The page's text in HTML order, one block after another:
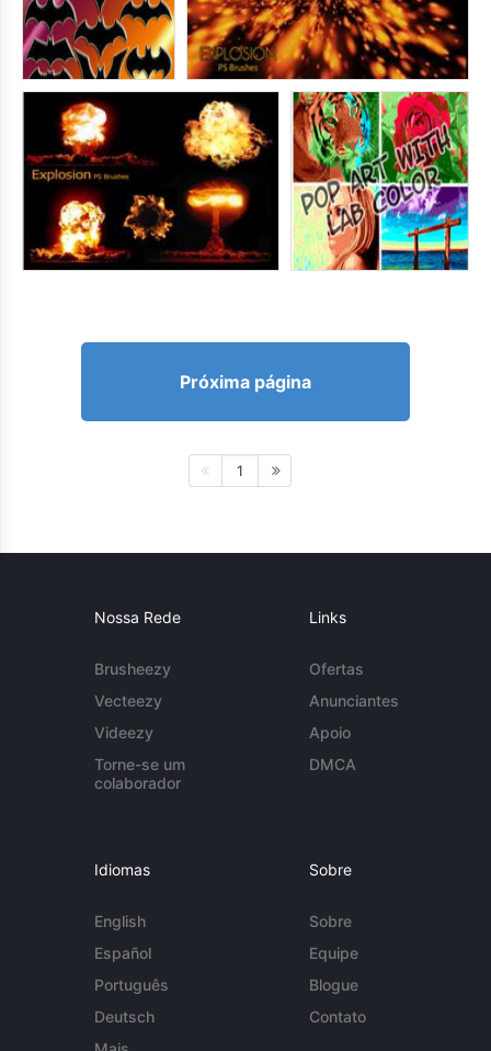
Próxima página
1
Nossa Rede
Brusheezy
Vecteezy
Videezy
Torne-se um
colaborador
Links
Ofertas
Anunciantes
Apoio
DMCA
Idiomas
English
Español
Português
Deutsch
Sobre
Sobre
Equipe
Blogue
Contato